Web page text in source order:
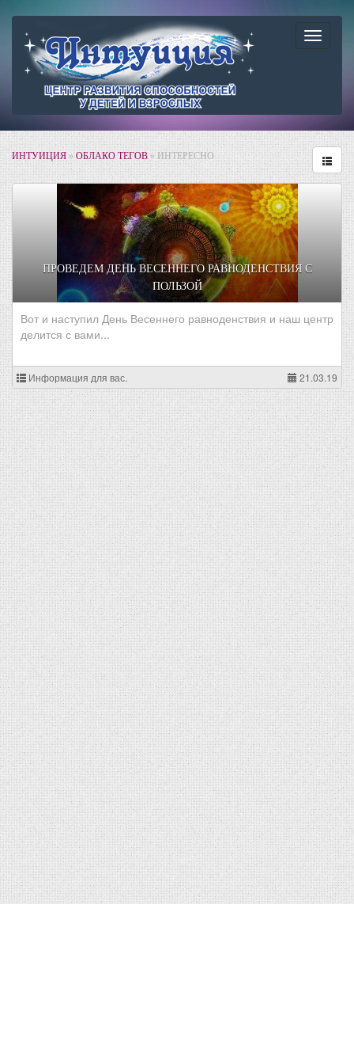
ИНТУИЦИЯ»ОБЛАКО ТЕГОВ» ИНТЕРЕСНО
ПРОВЕДЕМ ДЕНЬ ВЕСЕННЕГО РАВНОДЕНСТВИЯ С
ПОЛЬЗОЙ
Вот и наступил День Весеннего равноденствия и наш центр
делится с вами...
Информация для вас. 21.03.19